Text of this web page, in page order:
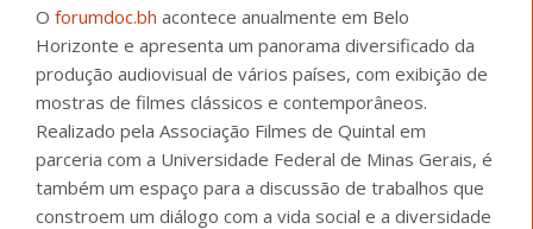
O forumdoc.bh acontece anualmente em Belo
Horizonte e apresenta um panorama diversificado da
produção audiovisual de vários países, com exibição de
mostras de filmes clássicos e contemporâneos.
Realizado pela Associação Filmes de Quintal em
parceria com a Universidade Federal de Minas Gerais, é
também um espaço para a discussão de trabalhos que
constroem um diálogo com a vida social e a diversidade